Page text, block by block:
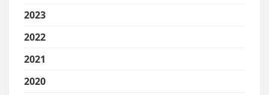
2023
2022
2021
2020